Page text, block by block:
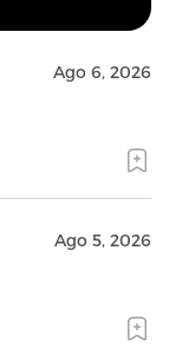
Ago 6, 2026
Ago 5, 2026